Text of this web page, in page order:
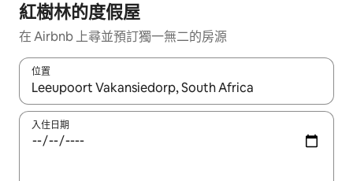
紅樹林的度假屋
在 Airbnb 上尋並預訂獨一無二的房源
位置
如有搜尋結果，瀏覽內容時請使用上下箭頭，或輕點、滑動裝置。
入住日期